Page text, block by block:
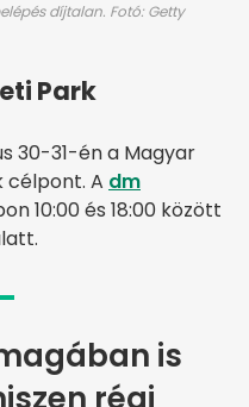
díjtalan. Fotó: Getty
Park
30-31-én a Magyar
célpont. A dm
10:00 és 18:00 között
is